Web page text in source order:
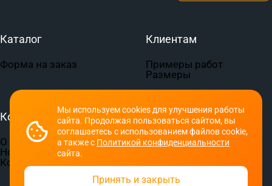
Мы используем cookies для улучшения работы
сайта. Продолжая пользоваться сайтом, вы
соглашаетесь с использованием файлов cookie,
а также с Политикой конфиденциальности
сайта.
Принять и закрыть
Каталог
Форма на заказ
Клиентам
Примеры работ
Размеры
Компания
О компании
Новости
Контакты
Документы
Пользовательское
конфиденциальности